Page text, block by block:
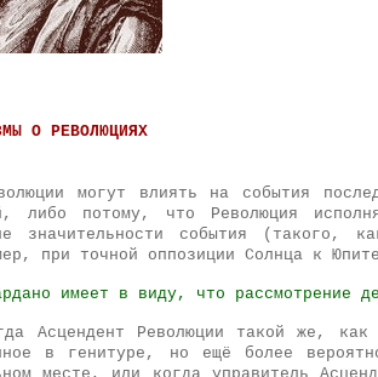
О РЕВОЛЮЦИЯХ
могут влиять на события
либо потому, что Революция
значительности события
при точной оппозиции Солнца к
имеет в виду, что рассмотрение
Асцендент Революции такой же,
в генитуре, но ещё более